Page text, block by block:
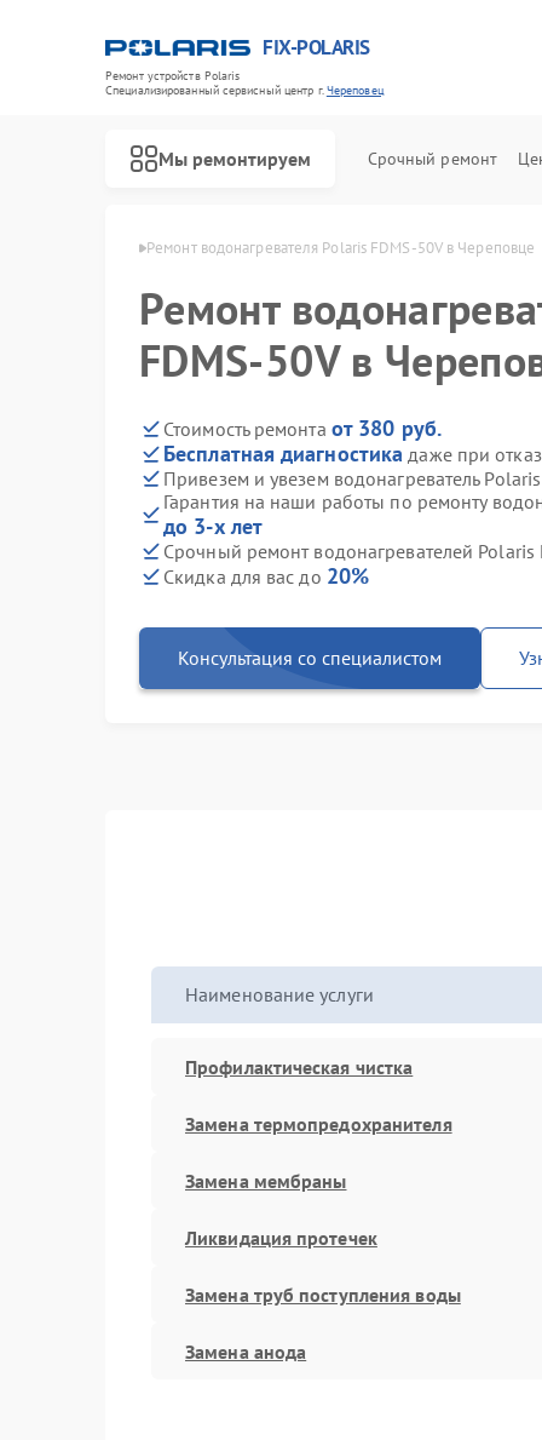
FIX-POLARIS
Ремонт устройств Polaris
Специализированный cервисный центр г.Череповец
Мы ремонтируем Срочный ремонт
в Череповце Ремонт водонагревателя Polaris FDMS-50V в Череповце
Ремонт
FDMS-50V в
Стоимость ремонта от 380 руб.
Бесплатная диагностика даже при
Привезем и увезем водонагреватель
Гарантия на наши работы по ремонту
до 3-х лет
Срочный ремонт водонагревателей Polaris
Скидка для вас до 20%
Консультация со специалистом
Наименование услуги
Профилактическая чистка
Замена термопредохранителя
Замена мембраны
Ликвидация протечек
Замена труб поступления воды
Замена анода